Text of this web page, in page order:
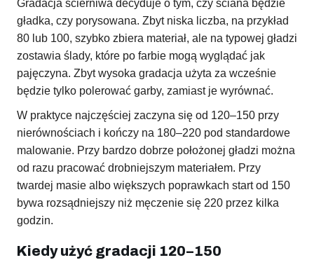
Gradacja ścierniwa decyduje o tym, czy ściana będzie
gładka, czy porysowana. Zbyt niska liczba, na przykład
80 lub 100, szybko zbiera materiał, ale na typowej gładzi
zostawia ślady, które po farbie mogą wyglądać jak
pajęczyna. Zbyt wysoka gradacja użyta za wcześnie
będzie tylko polerować garby, zamiast je wyrównać.
W praktyce najczęściej zaczyna się od 120–150 przy
nierównościach i kończy na 180–220 pod standardowe
malowanie. Przy bardzo dobrze położonej gładzi można
od razu pracować drobniejszym materiałem. Przy
twardej masie albo większych poprawkach start od 150
bywa rozsądniejszy niż męczenie się 220 przez kilka
godzin.
Kiedy użyć gradacji 120–150